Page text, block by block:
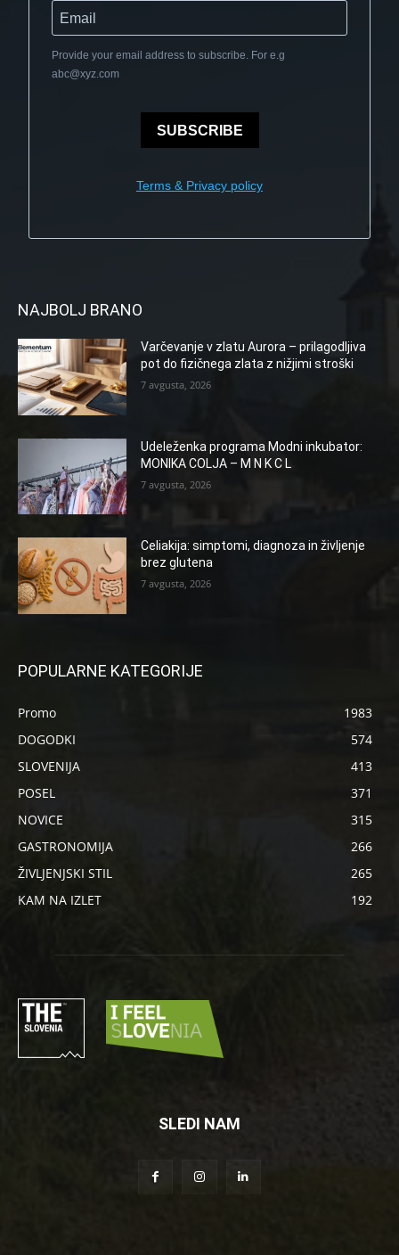
Provide your email address to subscribe. For e.g
abc@xyz.com
SUBSCRIBE
Terms & Privacy policy
NAJBOLJ BRANO
Varčevanje v zlatu Aurora – prilagodljiva
pot do fizičnega zlata z nižjimi stroški
7 avgusta, 2026
Udeleženka programa Modni inkubator:
MONIKA COLJA – M N K C L
7 avgusta, 2026
Celiakija: simptomi, diagnoza in življenje
brez glutena
7 avgusta, 2026
POPULARNE KATEGORIJE
Promo
1983
DOGODKI
574
SLOVENIJA
413
POSEL
371
NOVICE
315
GASTRONOMIJA
266
ŽIVLJENJSKI STIL
265
KAM NA IZLET
192
SLEDI NAM